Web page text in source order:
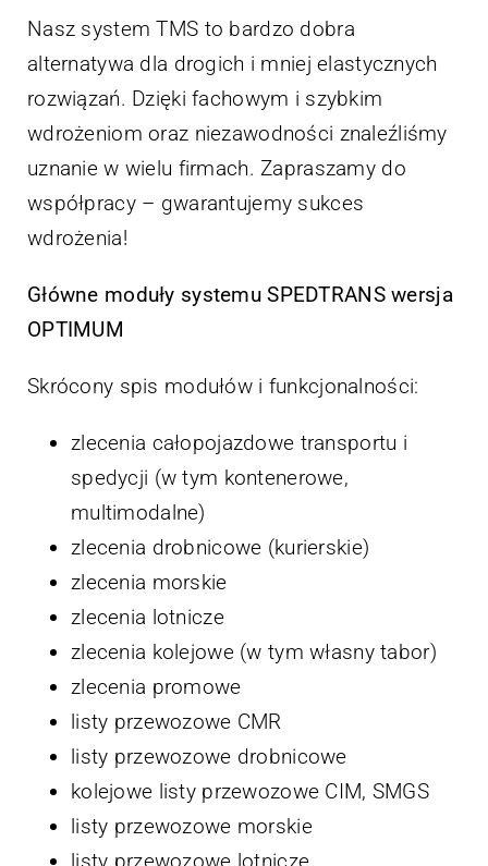
Nasz system TMS to bardzo dobra
alternatywa dla drogich i mniej elastycznych
rozwiązań. Dzięki fachowym i szybkim
wdrożeniom oraz niezawodności znaleźliśmy
uznanie w wielu firmach. Zapraszamy do
współpracy – gwarantujemy sukces
wdrożenia!
Główne moduły systemu SPEDTRANS wersja
OPTIMUM
Skrócony spis modułów i funkcjonalności:
zlecenia całopojazdowe transportu i
spedycji (w tym kontenerowe,
multimodalne)
zlecenia drobnicowe (kurierskie)
zlecenia morskie
zlecenia lotnicze
zlecenia kolejowe (w tym własny tabor)
zlecenia promowe
listy przewozowe CMR
listy przewozowe drobnicowe
kolejowe listy przewozowe CIM, SMGS
listy przewozowe morskie
listy przewozowe lotnicze